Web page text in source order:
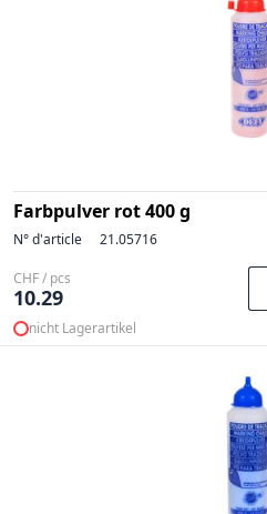
Farbpulver rot 400 g
N° d'article 21.05716
CHF / pcs
10.29
nicht Lagerartikel